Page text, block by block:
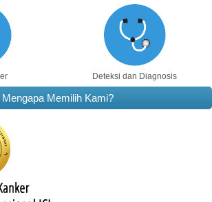
Deteksi dan Diagnosis
Mengapa Memilih Kami?